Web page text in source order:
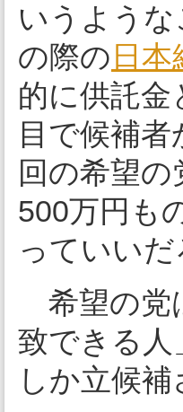
いうよう
の際の 日
的に供託金
目で候補
回の希望
500万円も
っていいだ
希望の党
致できる人
しか立候